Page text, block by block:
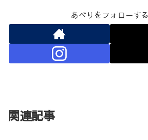
あべりをフォローする
関連記事